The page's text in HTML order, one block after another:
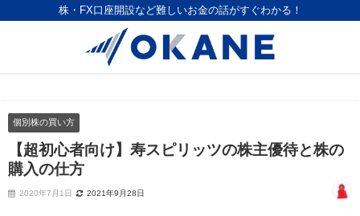
株・FX口座開設など難しいお金の話がすぐわかる！
個別株の買い方
【超初心者向け】寿スピリッツの株主優待と株の
購入の仕方
2020年7月1日 2021年9月28日